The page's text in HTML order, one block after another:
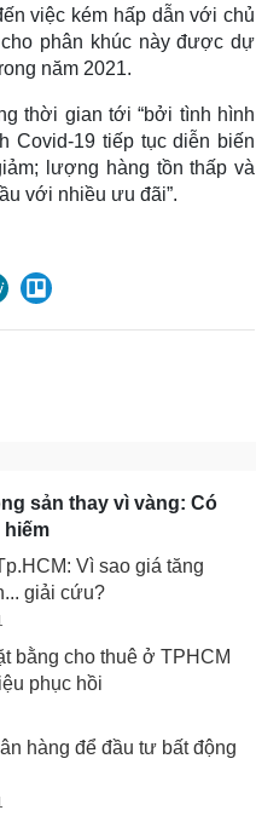
việc kém hấp dẫn với chủ
phân khúc này được dự
năm 2021.
thời gian tới “bởi tình hình
Covid-19 tiếp tục diễn biến
lượng hàng tồn thấp và
với nhiều ưu đãi”.
sản thay vì vàng: Có
Vì sao giá tăng
giải cứu?
bằng cho thuê ở TPHCM
phục hồi
hàng để đầu tư bất động